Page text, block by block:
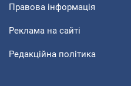
Правова інформація
Реклама на сайті
Редакційна політика